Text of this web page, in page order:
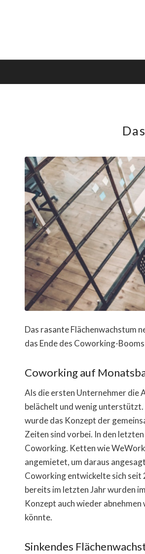
Das rasante Flächenwachstum
das Ende des Coworking-Booms
Coworking auf
Als die ersten Unternehmer die
belächelt und wenig
wurde das Konzept der
Zeiten sind vorbei. In den
Coworking. Ketten wie
angemietet, um daraus
Coworking entwickelte sich seit
bereits im letzten Jahr wurden
Konzept auch wieder
könnte.
Sinkendes